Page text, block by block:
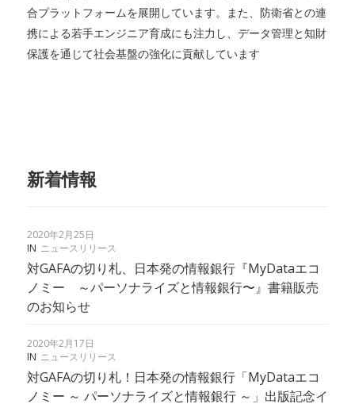
合プラットフォームを展開しています。また、防衛省との連
携による若手エンジニア育成にも注力し、データ管理と知財
保護を通じて社会基盤の強化に貢献しています
新着情報
2020年2月25日
IN ニュースリリース
対GAFAの切り札、日本発の情報銀行『MyDataエコ
ノミー ～パーソナライズと情報銀行〜』書籍販売
のお知らせ
2020年2月17日
IN ニュースリリース
対GAFAの切り札！日本発の情報銀行「MyDataエコ
ノミー ～ パーソナライズと情報銀行 ～」出版記念イ